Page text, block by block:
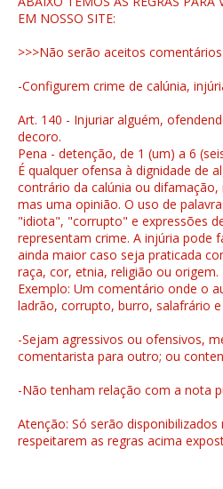
EM NOSSO SITE:
>>>Não serão aceitos
-Configurem crime de calúnia,
Art. 140 - Injuriar alguém,
decoro.
Pena - detenção, de 1 (um) a 6
É qualquer ofensa à dignidade de
contrário da calúnia ou
mas uma opinião. O uso de
"idiota", "corrupto" e expressões
representam crime. A injúria pode
ainda maior caso seja praticada
raça, cor, etnia, religião ou origem.
Exemplo: Um comentário onde o
ladrão, corrupto, burro, salafrário e
-Sejam agressivos ou ofensivos,
comentarista para outro; ou
-Não tenham relação com a nota
Atenção: Só serão
respeitarem as regras acima